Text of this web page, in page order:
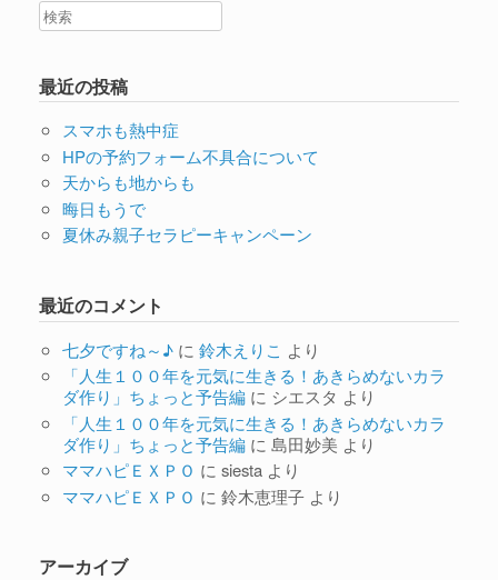
最近の投稿
スマホも熱中症
HPの予約フォーム不具合について
天からも地からも
晦日もうで
夏休み親子セラピーキャンペーン
最近のコメント
七夕ですね～♪に 鈴木えりこ より
「人生１００年を元気に生きる！あきらめないカラ
ダ作り」ちょっと予告編に シエスタ より
「人生１００年を元気に生きる！あきらめないカラ
ダ作り」ちょっと予告編に 島田妙美 より
ママハピＥＸＰＯ に siestaより
ママハピＥＸＰＯ に 鈴木恵理子より
アーカイブ